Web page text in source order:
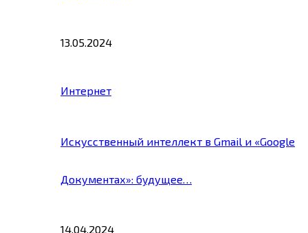
13.05.2024
Интернет
Искусственный интеллект в Gmail и «Google
Документах»: будущее…
14.04.2024